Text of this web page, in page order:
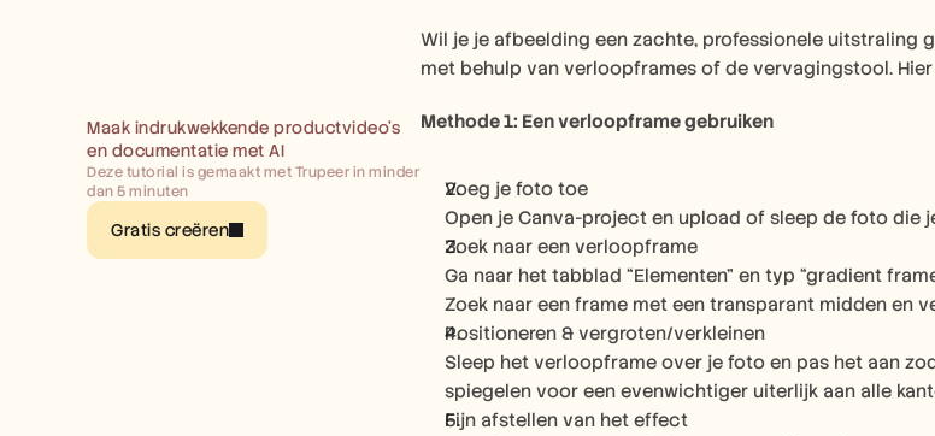
Maak indrukwekkende productvideo’s
en documentatie met AI
Deze tutorial is gemaakt met Trupeer in minder
dan 5 minuten
Gratis creëren
Wil je je afbeelding een zachte, professionele uitstraling
met behulp van verloopframes of de vervagingstool.
Methode 1: Een verloopframe gebruiken
Voeg je foto toe
Open je Canva-project en upload of sleep de foto die
Zoek naar een verloopframe
Ga naar het tabblad “Elementen” en typ “gradient
Zoek naar een frame met een transparant midden en
Positioneren & vergroten/verkleinen
Sleep het verloopframe over je foto en pas het aan
spiegelen voor een evenwichtiger uiterlijk aan alle
Fijn afstellen van het effect